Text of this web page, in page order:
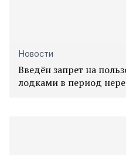
Новости
Введён запрет на
лодками в период